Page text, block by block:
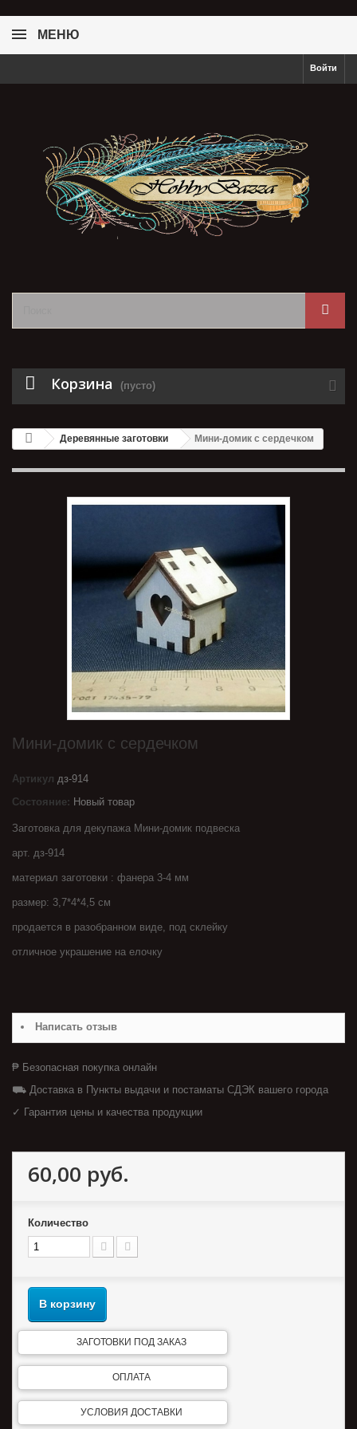
МЕНЮ
Войти
Корзина (пусто)
Деревянные заготовки Мини-домик с сердечком
Мини-домик с сердечком
Артикул дз-914
Состояние: Новый товар
Заготовка для декупажа Мини-домик подвеска
арт. дз-914
материал заготовки : фанера 3-4 мм
размер: 3,7*4*4,5 см
продается в разобранном виде, под склейку
отличное украшение на елочку
Написать отзыв
₱ Безопасная покупка онлайн
⛟ Доставка в Пункты выдачи и постаматы СДЭК вашего города
✓ Гарантия цены и качества продукции
60,00 руб.
Количество
В корзину
ЗАГОТОВКИ ПОД ЗАКАЗ
ОПЛАТА
УСЛОВИЯ ДОСТАВКИ